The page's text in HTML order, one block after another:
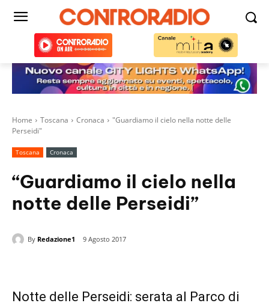
Home Toscana Cronaca
"Guardiamo il cielo nella notte delle
Perseidi"
Toscana Cronaca
“Guardiamo il cielo nella
notte delle Perseidi”
By Redazione1 9 Agosto 2017
Notte delle Perseidi: serata al Parco di